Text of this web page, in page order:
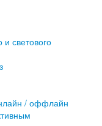
и светового
/ оффлайн